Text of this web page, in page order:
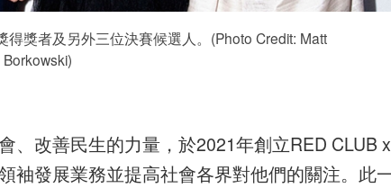
得獎者及另外三位決賽候選人。(Photo Credit: Matt
Borkowski)
、改善民生的力量，於2021年創立RED CLUB x
袖發展業務並提高社會各界對他們的關注。此